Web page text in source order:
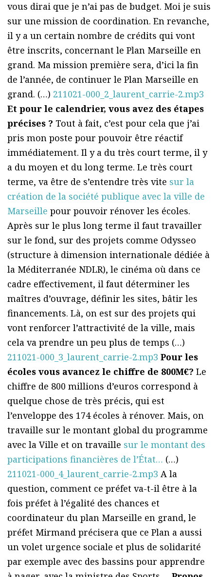
vous dirai que je n’ai pas de budget. Moi je suis
sur une mission de coordination. En revanche,
il y a un certain nombre de crédits qui vont
être inscrits, concernant le Plan Marseille en
grand. Ma mission première sera, d’ici la fin
de l’année, de continuer le Plan Marseille en
grand. (…) 211021-000_2_laurent_carrie-2.mp3
Et pour le calendrier, vous avez des étapes
précises ? Tout à fait, c’est pour cela que j’ai
pris mon poste pour pouvoir être réactif
immédiatement. Il y a du très court terme, il y
a du moyen et du long terme. Le très court
terme, va être de s’entendre très vite sur la
création de la société publique avec la ville de
Marseille pour pouvoir rénover les écoles.
Après sur le plus long terme il faut travailler
sur le fond, sur des projets comme Odysseo
(structure à dimension internationale dédiée à
la Méditerranée NDLR), le cinéma où dans ce
cadre effectivement, il faut déterminer les
maîtres d’ouvrage, définir les sites, bâtir les
financements. Là, on est sur des projets qui
vont renforcer l’attractivité de la ville, mais
cela va prendre un peu plus de temps (…)
211021-000_3_laurent_carrie-2.mp3 Pour les
écoles vous avancez le chiffre de 800M€? Le
chiffre de 800 millions d’euros correspond à
quelque chose de très précis, qui est
l’enveloppe des 174 écoles à rénover. Mais, on
travaille sur le montant global du programme
avec la Ville et on travaille sur le montant des
participations financières de l’État… (…)
211021-000_4_laurent_carrie-2.mp3 A la
question, comment ce préfet va-t-il être à la
fois préfet à l’égalité des chances et
coordinateur du plan Marseille en grand, le
préfet Mirmand précisera que ce Plan a aussi
un volet urgence sociale et plus de solidarité
par exemple avec des bassins pour apprendre